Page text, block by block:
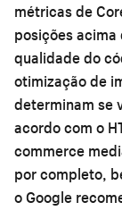
métricas de
posições
qualidade do
otimização de
determinam se
acordo com o
commerce
por completo,
o Google